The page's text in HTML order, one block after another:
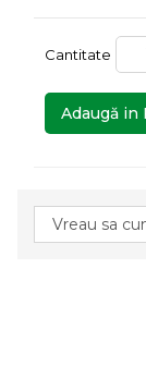
Cantitate
Adaugă in